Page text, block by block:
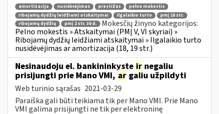
amortizacija nusidėvėjimas prestižas
pelno mokestis
ribojamų dydžių leidžiami atskaitymai
ilgalaikio turto
pmį 18 str.
ribojamų dydžių
pmį 2 str. 30 d.
Mokesčių žinyno kategorijos:
Pelno mokestis » Atskaitymai (PMĮ V, VI skyriai) »
Ribojamų dydžių leidžiami atskaitymai » Ilgalaikio turto
nusidėvėjimas ar amortizacija (18, 19 str.)
Nesinaudoju el. bankininkyste ir negaliu
prisijungti prie Mano VMI, ar galiu užpildyti
Web turinio sąrašas 2021-03-29
Paraiška gali būti teikiama tik per Mano VMI. Prie Mano
VMI galima prisijungti ne tik per elektroninę